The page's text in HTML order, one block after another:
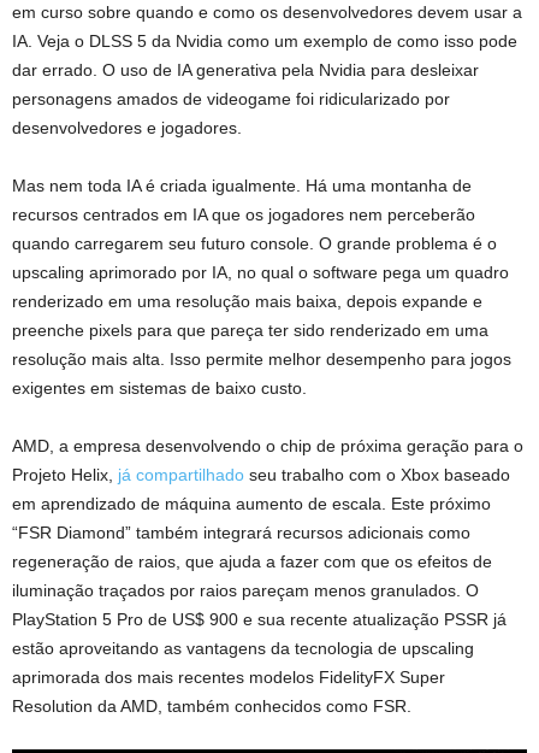
em curso sobre quando e como os desenvolvedores devem usar a
IA. Veja o DLSS 5 da Nvidia como um exemplo de como isso pode
dar errado. O uso de IA generativa pela Nvidia para desleixar
personagens amados de videogame foi ridicularizado por
desenvolvedores e jogadores.
Mas nem toda IA ​​é criada igualmente. Há uma montanha de
recursos centrados em IA que os jogadores nem perceberão
quando carregarem seu futuro console. O grande problema é o
upscaling aprimorado por IA, no qual o software pega um quadro
renderizado em uma resolução mais baixa, depois expande e
preenche pixels para que pareça ter sido renderizado em uma
resolução mais alta. Isso permite melhor desempenho para jogos
exigentes em sistemas de baixo custo.
AMD, a empresa desenvolvendo o chip de próxima geração para o
Projeto Helix, já compartilhado seu trabalho com o Xbox baseado
em aprendizado de máquina aumento de escala. Este próximo
“FSR Diamond” também integrará recursos adicionais como
regeneração de raios, que ajuda a fazer com que os efeitos de
iluminação traçados por raios pareçam menos granulados. O
PlayStation 5 Pro de US$ 900 e sua recente atualização PSSR já
estão aproveitando as vantagens da tecnologia de upscaling
aprimorada dos mais recentes modelos FidelityFX Super
Resolution da AMD, também conhecidos como FSR.